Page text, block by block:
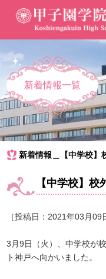
新着情報一覧
新着情報＿【中学校】
【中学校】校
［投稿日：2021年03月09
3月9日（火）、中学校が
ト神戸へ向かいました。